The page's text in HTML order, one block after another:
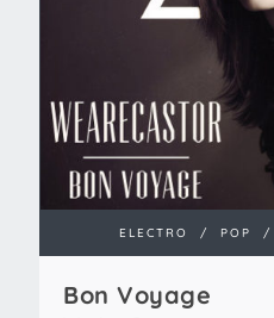
ELECTRO / POP /
Bon Voyage